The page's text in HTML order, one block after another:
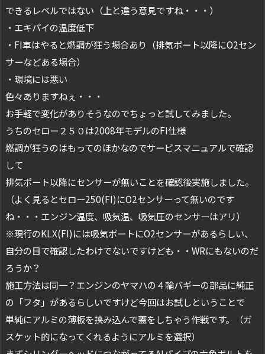
できるレベルではない（上と違う意見ですね・・・）
・エキパイの温度低下
・FI車はやると燃調が狂う場合あり（排気ポート以降にO2セン
サーなどある場合）
・環境には悪い
色々ありますねぇ・・・
お手軽で変化がありそうなのでちょっと試してみました。
うちのセロー２５０は2008年モデルのFI仕様
燃調が狂うのはもってのほかなのでサービスマニュアルで確認
して
排気ポート以降にセンサーが無いことを確認後実施しました。
（よく見るとセロー250(FI)にO2センサーって無いのです
ね・・・エンジン温度、吸気温、吸気圧のセンサーはアリ）
※現行のKLX(FI)には吸気ポートにO2センサーがあるらしい、
自分の目で確認したわけでないですけども・・WRにもないのだ
ろうか？
施工方法は同一？エンジンのヤマハの４輪バギーの部品に純正
の「フタ」があるらしいですけど今回はお試しということで
単純にアルミの薄板を挟み込んで蓋をしちゃう作戦です。（ガ
スケット的になってくれるようにアルミを選択）